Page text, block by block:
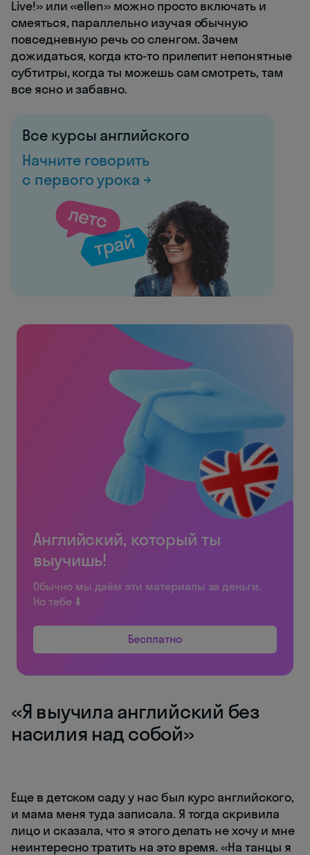
Live!» или «ellen» можно просто включать и
смеяться, параллельно изучая обычную
повседневную речь со сленгом. Зачем
дожидаться, когда кто-то прилепит непонятные
субтитры, когда ты можешь сам смотреть, там
все ясно и забавно.
Все курсы английского
Начните говорить
с первого урока →
Английский, который ты
выучишь!
Обычно мы даём эти материалы за деньги.
Но тебе ⬇️
Бесплатно
«Я выучила английский без
насилия над собой»
Еще в детском саду у нас был курс английского,
и мама меня туда записала. Я тогда скривила
лицо и сказала, что я этого делать не хочу и мне
неинтересно тратить на это время. «На танцы я